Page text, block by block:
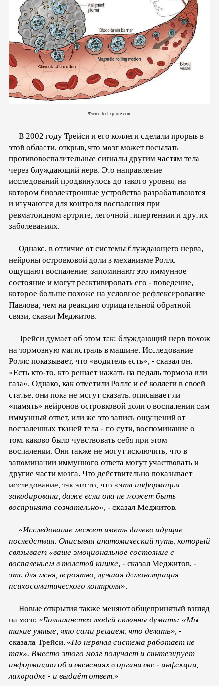
Фото: techxplore.com
В 2002 году Трейси и его коллеги сделали прорыв в
этой области, открыв, что мозг может посылать
противовоспалительные сигналы другим частям тела
через блуждающий нерв. Это направление
исследований продвинулось до такого уровня, на
котором биоэлектронные устройства разрабатываются
и изучаются для контроля воспаления при
ревматоидном артрите, легочной гипертензии и других
заболеваниях.
Однако, в отличие от системы блуждающего нерва,
нейроны островковой доли в механизме Роллс
ощущают воспаление, запоминают это иммунное
состояние и могут реактивировать его - поведение,
которое больше похоже на условное рефлексирование
Павлова, чем на реакцию отрицательной обратной
связи, сказал Меджитов.
Трейси думает об этом так: блуждающий нерв похож
на тормозную магистраль в машине. Исследование
Роллс показывает, что «водитель есть», - сказал он.
«Есть кто-то, кто решает нажать на педаль тормоза или
газа». Однако, как отметили Роллс и её коллеги в своей
статье, они пока не могут сказать, описывает ли
«память» нейронов островковой доли о воспалении сам
иммунный ответ, или же это запись ощущений от
воспаленных тканей тела - по сути, воспоминание о
том, каково было чувствовать себя при этом
воспалении. Они также не могут исключить, что в
запоминании иммунного ответа могут участвовать и
другие части мозга. Что действительно показывает
исследование, так это то, что «эта информация
закодирована, даже если она не может быть
воспринята сознательно», - сказал Меджитов.
«Исследование может иметь далеко идущие
последствия. Описывая анатомический путь, который
связывает «ваше эмоциональное состояние с
воспалением в толстой кишке, - сказал Меджитов, -
это для меня, вероятно, лучшая демонстрация
психосоматического контроля».
Новые открытия также меняют общепринятый взгляд
на мозг. «Большинство людей склонны думать: «Мы
такие умные, что сами решаем, что делать», -
сказала Трейси. «Но нервная система работает не
так». Вместо этого мозг получает и синтезирует
информацию об изменениях в организме - инфекции,
лихорадке - и выдаёт ответ.»